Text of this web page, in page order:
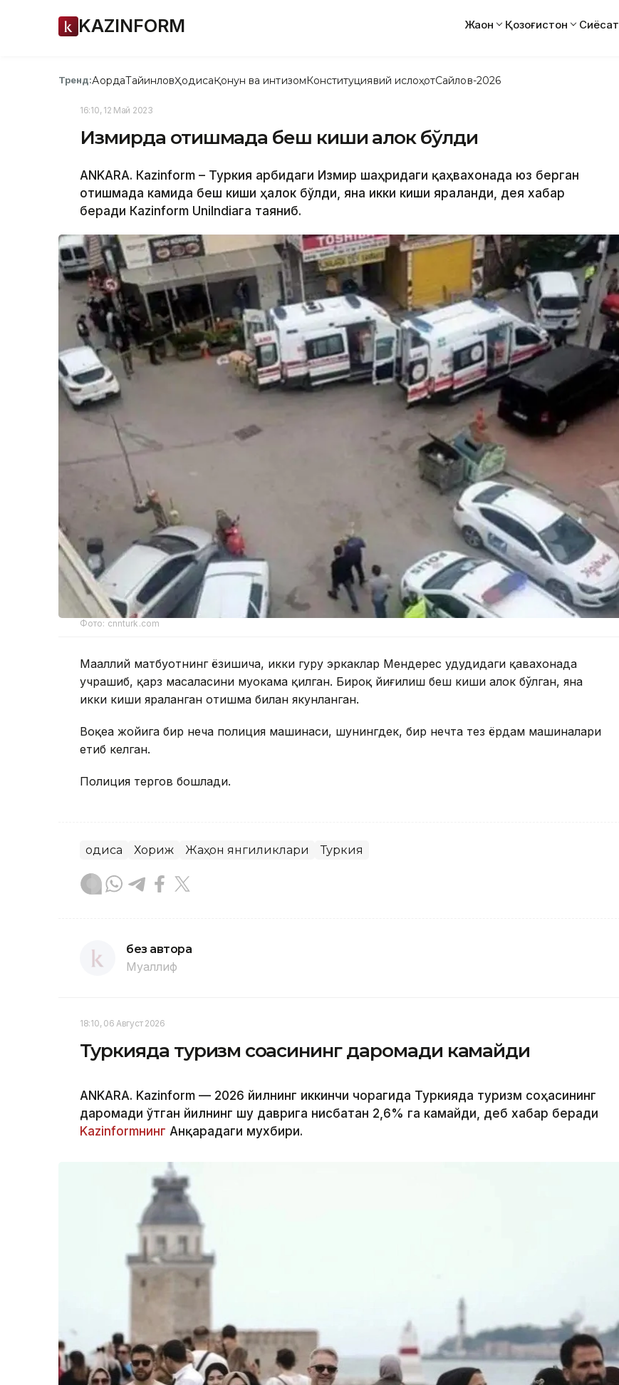
KAZINFORM Жаҳон Қозоғистон Сиёсат
Тренд:АқордаТайинловҲодисаҚонун ва интизомКонституциявий ислоҳотСайлов-2026
16:10, 12 Май 2023
Измирда отишмада беш киши ҳалок бўлди
АNKARА. Кazinform – Туркия ғарбидаги Измир шаҳридаги қаҳвахонада юз берган
отишмада камида беш киши ҳалок бўлди, яна икки киши яраланди, дея хабар
беради Кazinform UniIndiaга таяниб.
Фото: cnnturk.com
Маҳаллий матбуотнинг ёзишича, икки гуруҳ эркаклар Мендерес ҳудудидаги қаҳвахонада
учрашиб, қарз масаласини муҳокама қилган. Бироқ йиғилиш беш киши ҳалок бўлган, яна
икки киши яраланган отишма билан якунланган.
Воқеа жойига бир неча полиция машинаси, шунингдек, бир нечта тез ёрдам машиналари
етиб келган.
Полиция тергов бошлади.
Ҳодиса Хориж Жаҳон янгиликлари Туркия
без автора
Муаллиф
18:10, 06 Август 2026
Туркияда туризм соҳасининг даромади камайди
ANKARA. Kazinform — 2026 йилнинг иккинчи чорагида Туркияда туризм соҳасининг
даромади ўтган йилнинг шу даврига нисбатан 2,6% га камайди, деб хабар беради
Kazinformнинг Анқарадаги мухбири.